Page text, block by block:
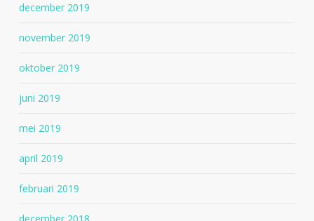
december 2019
november 2019
oktober 2019
juni 2019
mei 2019
april 2019
februari 2019